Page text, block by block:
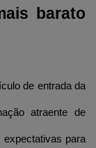
barato
de entrada da
atraente de
para